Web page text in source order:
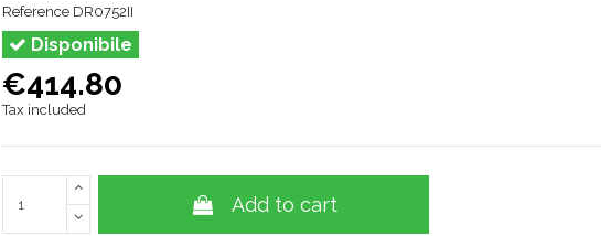
Reference DR0752II
Disponibile
€414.80
Tax included
Add to cart